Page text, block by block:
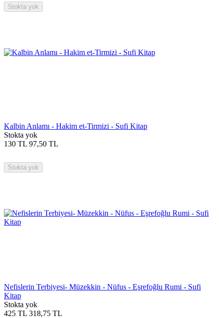
Stokta yok
Kalbin Anlamı - Hakim et-Tirmizi - Sufi Kitap
Stokta yok
130 TL 97,50 TL
Stokta yok
Nefislerin Terbiyesi- Müzekkin - Nüfus - Eşrefoğlu Rumi - Sufi
Kitap
Stokta yok
425 TL 318,75 TL